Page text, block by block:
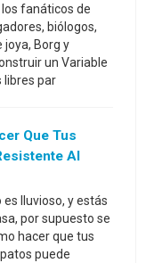
fanáticos de
biólogos,
Borg y
un Variable
libres par
Que Tus
Al
lluvioso, y estás
por supuesto se
hacer que tus
puede